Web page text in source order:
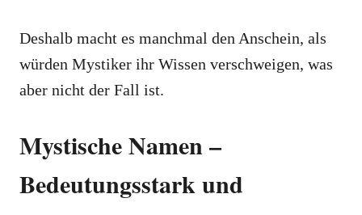
Deshalb macht es manchmal den Anschein, als
würden Mystiker ihr Wissen verschweigen, was
aber nicht der Fall ist.
Mystische Namen –
Bedeutungsstark und